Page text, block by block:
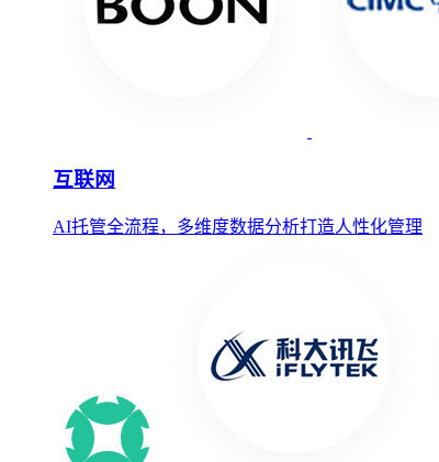
互联网
AI托管全流程，多维度数据分析打造人性化管理